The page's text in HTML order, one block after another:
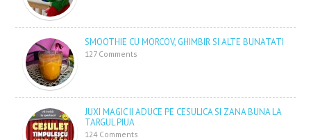
SMOOTHIE CU MORCOV, GHIMBIR SI ALTE BUNATATI
127 Comments
JUXI MAGIC II ADUCE PE CESULICA SI ZANA BUNA LA
TARGUL PIUA
124 Comments